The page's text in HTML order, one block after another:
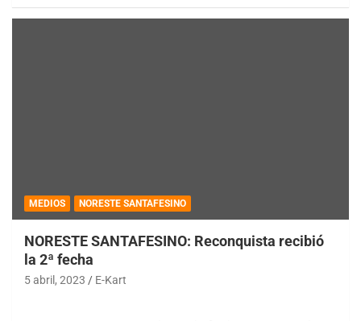
MEDIOS NORESTE SANTAFESINO
NORESTE SANTAFESINO: Reconquista recibió
la 2ª fecha
5 abril, 2023 E-Kart